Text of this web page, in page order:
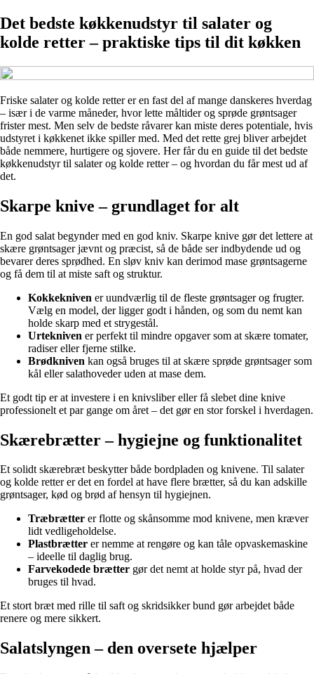
Det bedste køkkenudstyr til salater og
kolde retter – praktiske tips til dit køkken
Friske salater og kolde retter er en fast del af mange danskeres hverdag
– især i de varme måneder, hvor lette måltider og sprøde grøntsager
frister mest. Men selv de bedste råvarer kan miste deres potentiale, hvis
udstyret i køkkenet ikke spiller med. Med det rette grej bliver arbejdet
både nemmere, hurtigere og sjovere. Her får du en guide til det bedste
køkkenudstyr til salater og kolde retter – og hvordan du får mest ud af
det.
Skarpe knive – grundlaget for alt
En god salat begynder med en god kniv. Skarpe knive gør det lettere at
skære grøntsager jævnt og præcist, så de både ser indbydende ud og
bevarer deres sprødhed. En sløv kniv kan derimod mase grøntsagerne
og få dem til at miste saft og struktur.
Kokkekniven er uundværlig til de fleste grøntsager og frugter.
Vælg en model, der ligger godt i hånden, og som du nemt kan
holde skarp med et strygestål.
Urtekniven er perfekt til mindre opgaver som at skære tomater,
radiser eller fjerne stilke.
Brødkniven kan også bruges til at skære sprøde grøntsager som
kål eller salathoveder uden at mase dem.
Et godt tip er at investere i en knivsliber eller få slebet dine knive
professionelt et par gange om året – det gør en stor forskel i hverdagen.
Skærebrætter – hygiejne og funktionalitet
Et solidt skærebræt beskytter både bordpladen og knivene. Til salater
og kolde retter er det en fordel at have flere brætter, så du kan adskille
grøntsager, kød og brød af hensyn til hygiejnen.
Træbrætter er flotte og skånsomme mod knivene, men kræver
lidt vedligeholdelse.
Plastbrætter er nemme at rengøre og kan tåle opvaskemaskine
– ideelle til daglig brug.
Farvekodede brætter gør det nemt at holde styr på, hvad der
bruges til hvad.
Et stort bræt med rille til saft og skridsikker bund gør arbejdet både
renere og mere sikkert.
Salatslyngen – den oversete hjælper